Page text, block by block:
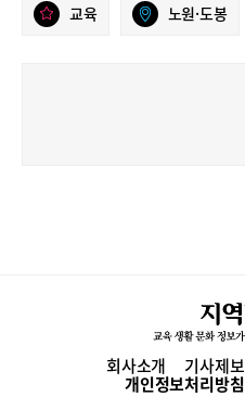
교육 노원·도봉
회사소개 기사제보
개인정보처리방침